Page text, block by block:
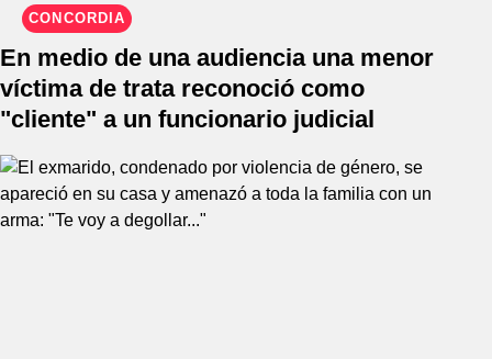
CONCORDIA
En medio de una audiencia una menor
víctima de trata reconoció como
"cliente" a un funcionario judicial